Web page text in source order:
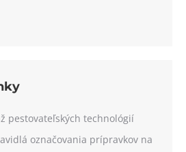
pestovateľských technológií
označovania prípravkov na